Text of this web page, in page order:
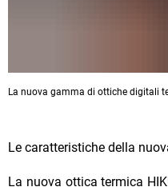
La nuova gamma di ottiche digitali
Le caratteristiche della
La nuova ottica termica